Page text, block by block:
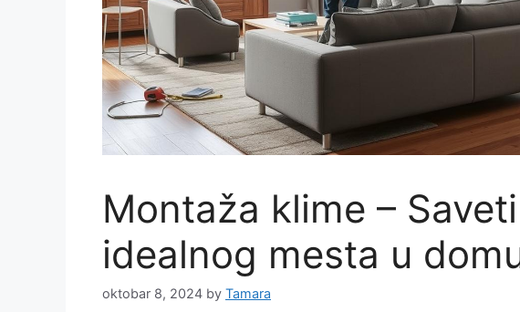
Montaža klime –
idealnog mesta u
oktobar 8, 2024 by Tamara